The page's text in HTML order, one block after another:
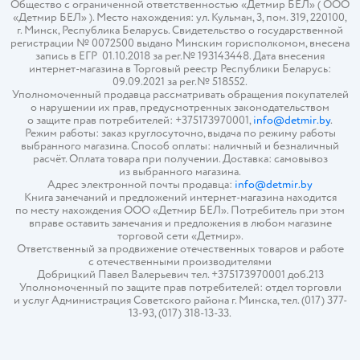
Общество с ограниченной ответственностью «Детмир БЕЛ» ( ООО
«Детмир БЕЛ» ). Место нахождения: ул. Кульман, 3, пом. 319, 220100,
г. Минск, Республика Беларусь. Свидетельство о государственной
регистрации № 0072500 выдано Минским горисполкомом, внесена
запись в ЕГР 01.10.2018 за рег.№ 193143448. Дата внесения
интернет-магазина в Торговый реестр Республики Беларусь:
09.09.2021 за рег.№ 518552.
Уполномоченный продавца рассматривать обращения покупателей
о нарушении их прав, предусмотренных законодательством
о защите прав потребителей: +375173970001,info@detmir.by.
Режим работы: заказ круглосуточно, выдача по режиму работы
выбранного магазина. Способ оплаты: наличный и безналичный
расчёт. Оплата товара при получении. Доставка: самовывоз
из выбранного магазина.
Адрес электронной почты продавца: info@detmir.by
Книга замечаний и предложений интернет-магазина находится
по месту нахождения ООО «Детмир БЕЛ». Потребитель при этом
вправе оставить замечания и предложения в любом магазине
торговой сети «Детмир».
Ответственный за продвижение отечественных товаров и работе
с отечественными производителями
Добрицкий Павел Валерьевич тел. +375173970001 доб.213
Уполномоченный по защите прав потребителей: отдел торговли
и услуг Администрация Советского района г. Минска, тел. (017) 377-
13-93, (017) 318-13-33.